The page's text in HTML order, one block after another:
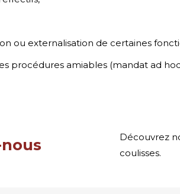
ou externalisation de certaines
procédures amiables (mandat ad
Découvrez
coulisses.